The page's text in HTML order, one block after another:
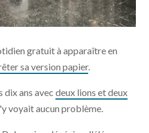
gratuit à apparaître en
sa version papier.
dix ans avecdeux lions et deux
voyait aucun problème.